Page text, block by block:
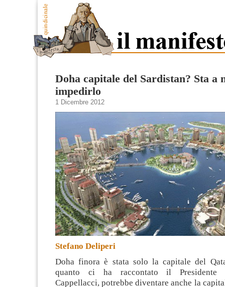
Doha capitale del Sardistan? Sta a
impedirlo
1 Dicembre 2012
Stefano Deliperi
Doha finora è stata solo la capitale del
quanto ci ha raccontato il Presidente
Cappellacci, potrebbe diventare anche la